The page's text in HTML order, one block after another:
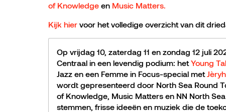
of Knowledge en Music Matters.
Kijk hier voor het volledige overzicht van dit
Op vrijdag 10, zaterdag 11 en zondag 12 juli
Centraal in een levendig podium: hetYoung
Jazz en een Femme in Focus-special met
wordt gepresenteerd door North Sea Round
of Knowledge, Music Matters en NN North
stemmen, frisse ideeën en muziek die de